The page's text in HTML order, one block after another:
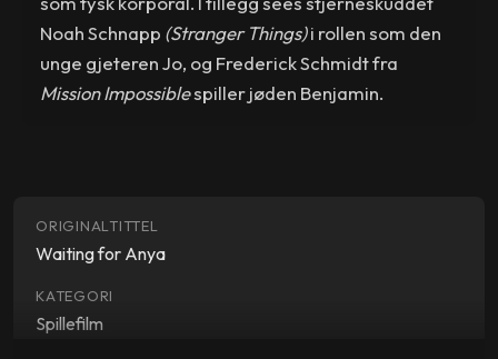
Noah Schnapp (Stranger Things)i rollen som den
unge gjeteren Jo, og Frederick Schmidt fra
Mission Impossiblespiller jøden Benjamin.
ORIGINALTITTEL
Waiting for Anya
KATEGORI
Spillefilm